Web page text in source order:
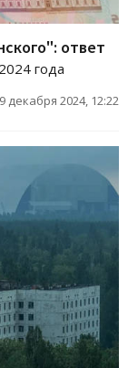
ответ
года
декабря 2024, 12:22